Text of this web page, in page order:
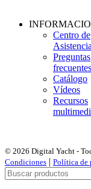
Centro de
Asistencia
Preguntas
frecuentes
Catálogo
Vídeos
Recursos
© 2026 Digital Yacht -
Condiciones | Política de